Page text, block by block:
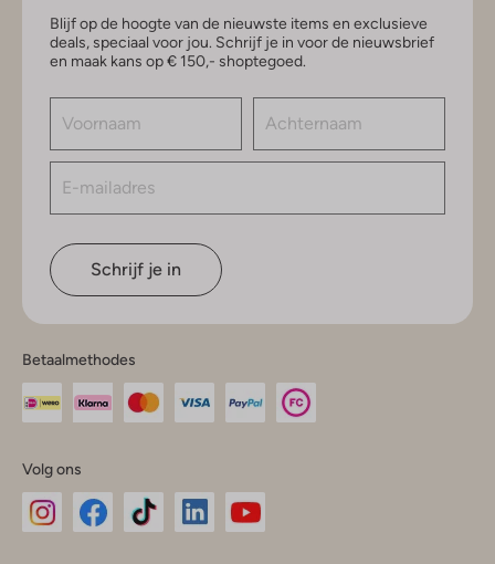
Blijf op de hoogte van de nieuwste items en exclusieve
deals, speciaal voor jou. Schrijf je in voor de nieuwsbrief
en maak kans op € 150,- shoptegoed.
Schrijf je in
Betaalmethodes
Volg ons